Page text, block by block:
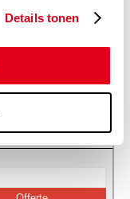
Details tonen